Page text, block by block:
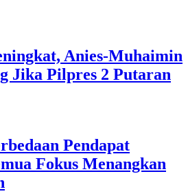
Anies-Muhaimin
Jika Pilpres 2 Putaran
Pendapat
Fokus Menangkan